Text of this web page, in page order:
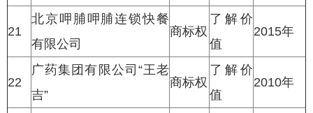
21
北京呷脯呷脯连锁快餐
有限公司
商标权
了解价
值
2015年
22
广药集团有限公司“王老
吉”
商标权
了解价
值
2010年